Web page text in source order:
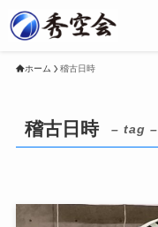
ホーム 稽古日時
稽古日時 – tag –